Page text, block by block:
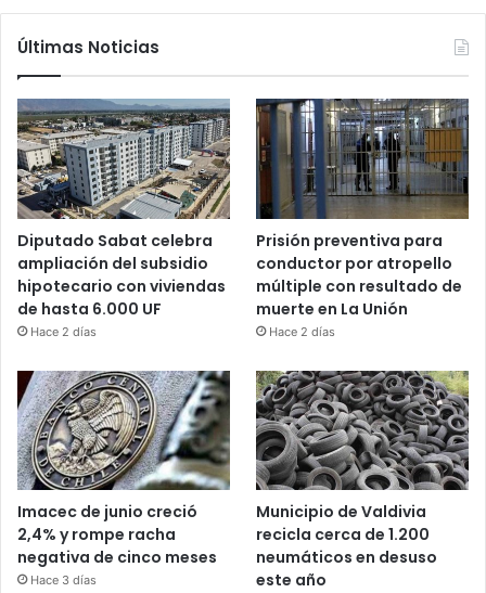
Últimas Noticias
Diputado Sabat celebra
ampliación del subsidio
hipotecario con viviendas
de hasta 6.000 UF
Hace 2 días
Prisión preventiva para
conductor por atropello
múltiple con resultado de
muerte en La Unión
Hace 2 días
Imacec de junio creció
2,4% y rompe racha
negativa de cinco meses
Hace 3 días
Municipio de Valdivia
recicla cerca de 1.200
neumáticos en desuso
este año